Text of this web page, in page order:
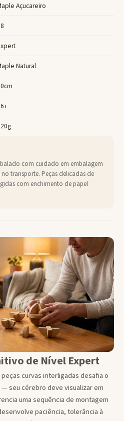
Açucareiro
Natural
com cuidado em embalagem
transporte. Peças delicadas de
com enchimento de papel
de Nível Expert
curvas interligadas desafia o
seu cérebro deve visualizar em
uma sequência de montagem
paciência, tolerância à